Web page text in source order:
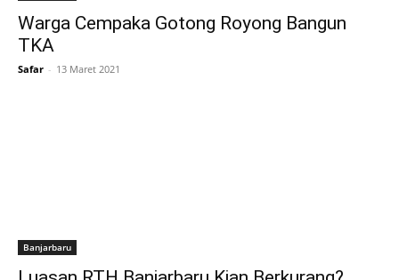
Warga Cempaka Gotong Royong Bangun
TKA
Safar - 13 Maret 2021
Banjarbaru